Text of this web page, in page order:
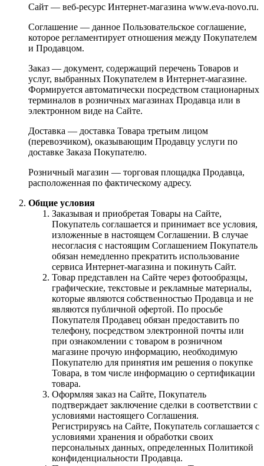
Сайт — веб-ресурс Интернет-магазина www.eva-novo.ru.
Соглашение — данное Пользовательское соглашение,
которое регламентирует отношения между Покупателем
и Продавцом.
Заказ — документ, содержащий перечень Товаров и
услуг, выбранных Покупателем в Интернет-магазине.
Формируется автоматически посредством стационарных
терминалов в розничных магазинах Продавца или в
электронном виде на Сайте.
Доставка — доставка Товара третьим лицом
(перевозчиком), оказывающим Продавцу услуги по
доставке Заказа Покупателю.
Розничный магазин — торговая площадка Продавца,
расположенная по фактическому адресу.
Общие условия
Заказывая и приобретая Товары на Сайте,
Покупатель соглашается и принимает все условия,
изложенные в настоящем Соглашении. В случае
несогласия с настоящим Соглашением Покупатель
обязан немедленно прекратить использование
сервиса Интернет-магазина и покинуть Сайт.
Товар представлен на Сайте через фотообразцы,
графические, текстовые и рекламные материалы,
которые являются собственностью Продавца и не
являются публичной офертой. По просьбе
Покупателя Продавец обязан предоставить по
телефону, посредством электронной почты или
при ознакомлении с товаром в розничном
магазине прочую информацию, необходимую
Покупателю для принятия им решения о покупке
Товара, в том числе информацию о сертификации
товара.
Оформляя заказ на Сайте, Покупатель
подтверждает заключение сделки в соответствии с
условиями настоящего Соглашения.
Регистрируясь на Сайте, Покупатель соглашается с
условиями хранения и обработки своих
персональных данных, определенных Политикой
конфиденциальности Продавца.